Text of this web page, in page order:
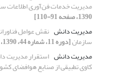
مدیریت خدمات فن‌آوری اطلاعات
1390، صفحه 91-110]
مدیریت دانش نقش عوامل
سازمان[دوره 11، شماره 44، 1390، صفحه 69-88]
مدیریت دانش استقرار مدیریت
کاوی تطبیقی از صنایع هوافضای